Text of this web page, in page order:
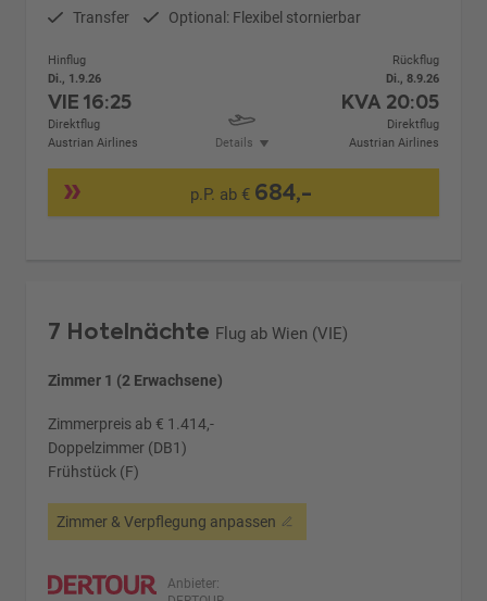
Transfer Optional: Flexibel stornierbar
Hinflug
Di., 1.9.26
VIE16:25
Direktflug
Austrian Airlines
Details
Rückflug
Di., 8.9.26
KVA 20:05
Direktflug
Austrian Airlines
p.P. ab € 684,-
7 Hotelnächte Flug ab Wien (VIE)
Zimmer 1 (2 Erwachsene)
Zimmerpreis ab € 1.414,-
Doppelzimmer (DB1)
Frühstück (F)
Zimmer & Verpflegung anpassen
Anbieter: